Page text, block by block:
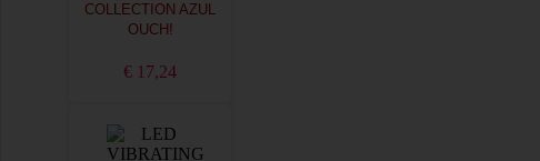
COLLECTION AZUL
OUCH!
€ 17,24